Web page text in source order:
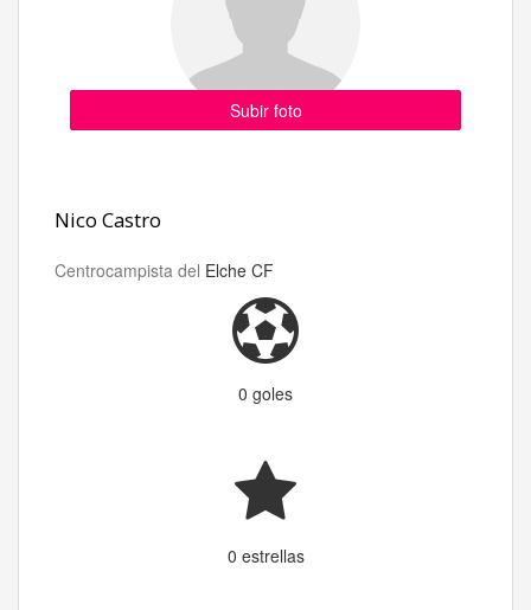
Subir foto
Nico Castro
Centrocampista del Elche CF
0 goles
0 estrellas